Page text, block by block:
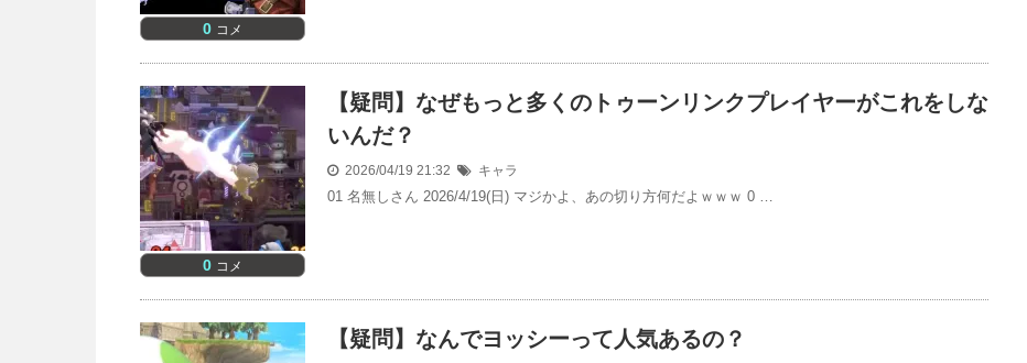
0 コメ
0 コメ
【疑問】なぜもっと多くのトゥーンリンクプレイヤーがこれをしな
いんだ？
2026/04/19 21:32 キャラ
01 名無しさん 2026/4/19(日) マジかよ、あの切り方何だよｗｗｗ 0 …
【疑問】なんでヨッシーって人気あるの？